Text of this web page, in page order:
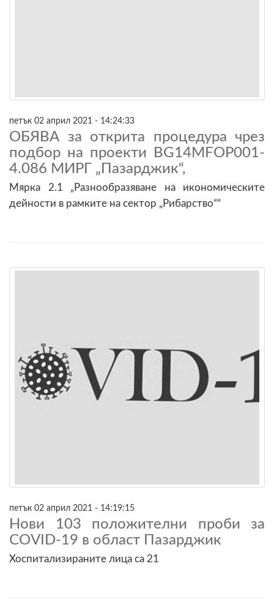
петък 02 април 2021 - 14:24:33
ОБЯВА за открита процедура чрез
подбор на проекти BG14MFOP001-
4.086 МИРГ „Пазарджик“,
Мярка 2.1 „Разнообразяване на икономическите
дейности в рамките на сектор „Рибарство““
петък 02 април 2021 - 14:19:15
Нови 103 положителни проби за
COVID-19 в област Пазарджик
Хоспитализираните лица са 21